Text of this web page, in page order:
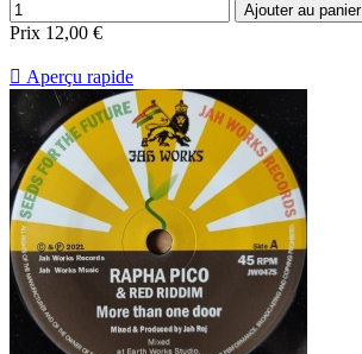
Ajouter au panier
Prix 12,00 €
 Aperçu rapide